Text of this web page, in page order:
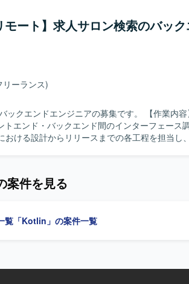
ート】求人サロン検索のバッ
リーランス)
ドエンジニアの募集です。 【作業内容】 顧
エンド・バックエンド間のインターフェース
ける設計からリリースまでの各工程を担当し
客にわかりやすい言葉で説明できる方を求めま
案件を見る
覧 「Kotlin」の案件一覧